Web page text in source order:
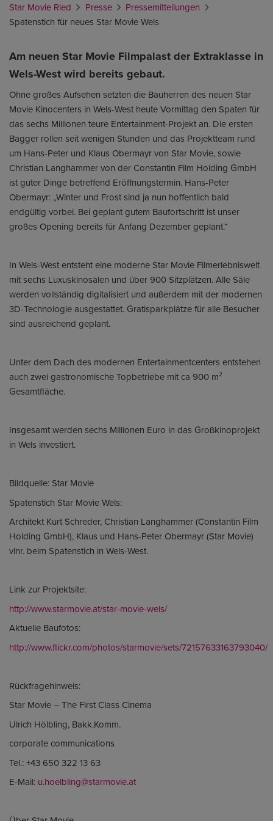
Star Movie Ried Presse
Pressemitteilungen
Spatenstich für neues Star Movie Wels
Am neuen Star Movie Filmpalast der Extraklasse in
Wels-West wird bereits gebaut.
Ohne großes Aufsehen setzten die Bauherren des neuen Star
Movie Kinocenters in Wels-West heute Vormittag den Spaten für
das sechs Millionen teure Entertainment-Projekt an. Die ersten
Bagger rollen seit wenigen Stunden und das Projektteam rund
um Hans-Peter und Klaus Obermayr von Star Movie, sowie
Christian Langhammer von der Constantin Film Holding GmbH
ist guter Dinge betreffend Eröffnungstermin. Hans-Peter
Obermayr: „Winter und Frost sind ja nun hoffentlich bald
endgültig vorbei. Bei geplant gutem Baufortschritt ist unser
großes Opening bereits für Anfang Dezember geplant.“
In Wels-West entsteht eine moderne Star Movie Filmerlebniswelt
mit sechs Luxuskinosälen und über 900 Sitzplätzen. Alle Säle
werden vollständig digitalisiert und außerdem mit der modernen
3D-Technologie ausgestattet. Gratisparkplätze für alle Besucher
sind ausreichend geplant.
Unter dem Dach des modernen Entertainmentcenters entstehen
auch zwei gastronomische Topbetriebe mit ca 900 m²
Gesamtfläche.
Insgesamt werden sechs Millionen Euro in das Großkinoprojekt
in Wels investiert.
Bildquelle: Star Movie
Spatenstich Star Movie Wels:
Architekt Kurt Schreder, Christian Langhammer (Constantin Film
Holding GmbH), Klaus und Hans-Peter Obermayr (Star Movie)
vlnr. beim Spatenstich in Wels-West.
Link zur Projektsite:
http://www.starmovie.at/star-movie-wels/
Aktuelle Baufotos:
http://www.flickr.com/photos/starmovie/sets/72157633163793040/
Rückfragehinweis:
Star Movie – The First Class Cinema
Ulrich Hölbling, Bakk.Komm.
corporate communications
Tel.: +43 650 322 13 63
E-Mail: u.hoelbling@starmovie.at